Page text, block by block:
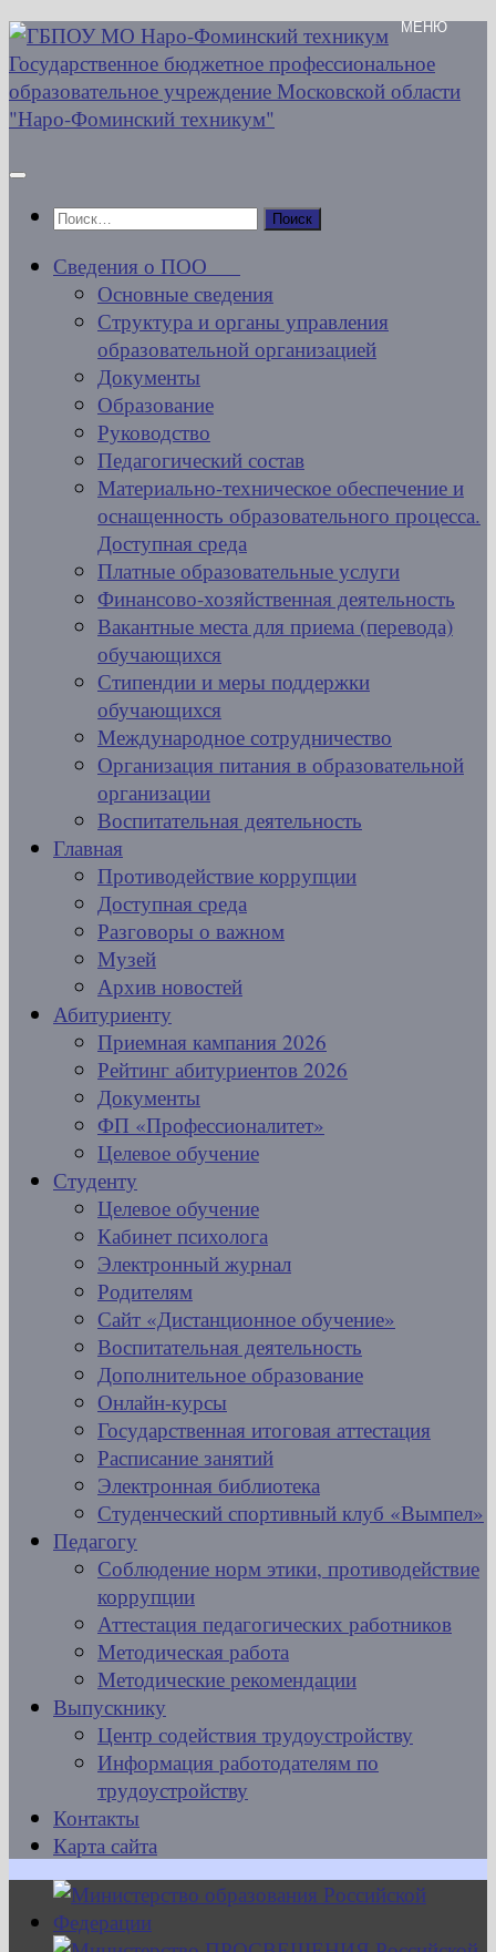
Перейти
к
содержимому
Найти:
Сведения о ПОО
Основные сведения
Структура и органы управления
образовательной организацией
Документы
Образование
Руководство
Педагогический состав
Материально-техническое обеспечение и
оснащенность образовательного процесса.
Доступная среда
Платные образовательные услуги
Финансово-хозяйственная деятельность
Вакантные места для приема (перевода)
обучающихся
Стипендии и меры поддержки
обучающихся
Международное сотрудничество
Организация питания в образовательной
организации
Воспитательная деятельность
Главная
Противодействие коррупции
Доступная среда
Разговоры о важном
Музей
Архив новостей
Абитуриенту
Приемная кампания 2026
Рейтинг абитуриентов 2026
Документы
ФП «Профессионалитет»
Целевое обучение
Студенту
Целевое обучение
Кабинет психолога
Электронный журнал
Родителям
Сайт «Дистанционное обучение»
Воспитательная деятельность
Дополнительное образование
Онлайн-курсы
Государственная итоговая аттестация
Расписание занятий
Электронная библиотека
Студенческий спортивный клуб «Вымпел»
Педагогу
Соблюдение норм этики, противодействие
коррупции
Аттестация педагогических работников
Методическая работа
Методические рекомендации
Выпускнику
Центр содействия трудоустройству
Информация работодателям по
трудоустройству
Контакты
Карта сайта